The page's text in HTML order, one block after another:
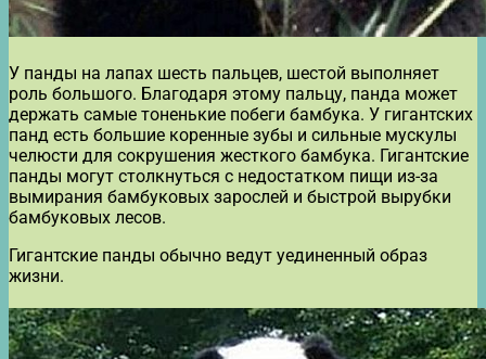
У панды на лапах шесть пальцев, шестой выполняет
роль большого. Благодаря этому пальцу, панда может
держать самые тоненькие побеги бамбука. У гигантских
панд есть большие коренные зубы и сильные мускулы
челюсти для сокрушения жесткого бамбука. Гигантские
панды могут столкнуться с недостатком пищи из-за
вымирания бамбуковых зарослей и быстрой вырубки
бамбуковых лесов.
Гигантские панды обычно ведут уединенный образ
жизни.